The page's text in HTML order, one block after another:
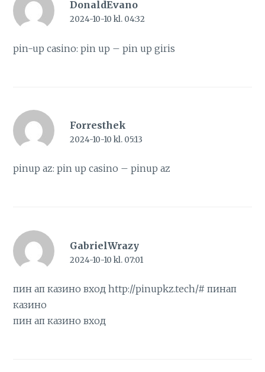
DonaldEvano
2024-10-10 kl. 04:32
pin-up casino:pin up – pin up giris
Forresthek
2024-10-10 kl. 05:13
pinup az:pin up casino – pinup az
GabrielWrazy
2024-10-10 kl. 07:01
пин ап казино входhttp://pinupkz.tech/# пинап
казино
пин ап казино вход